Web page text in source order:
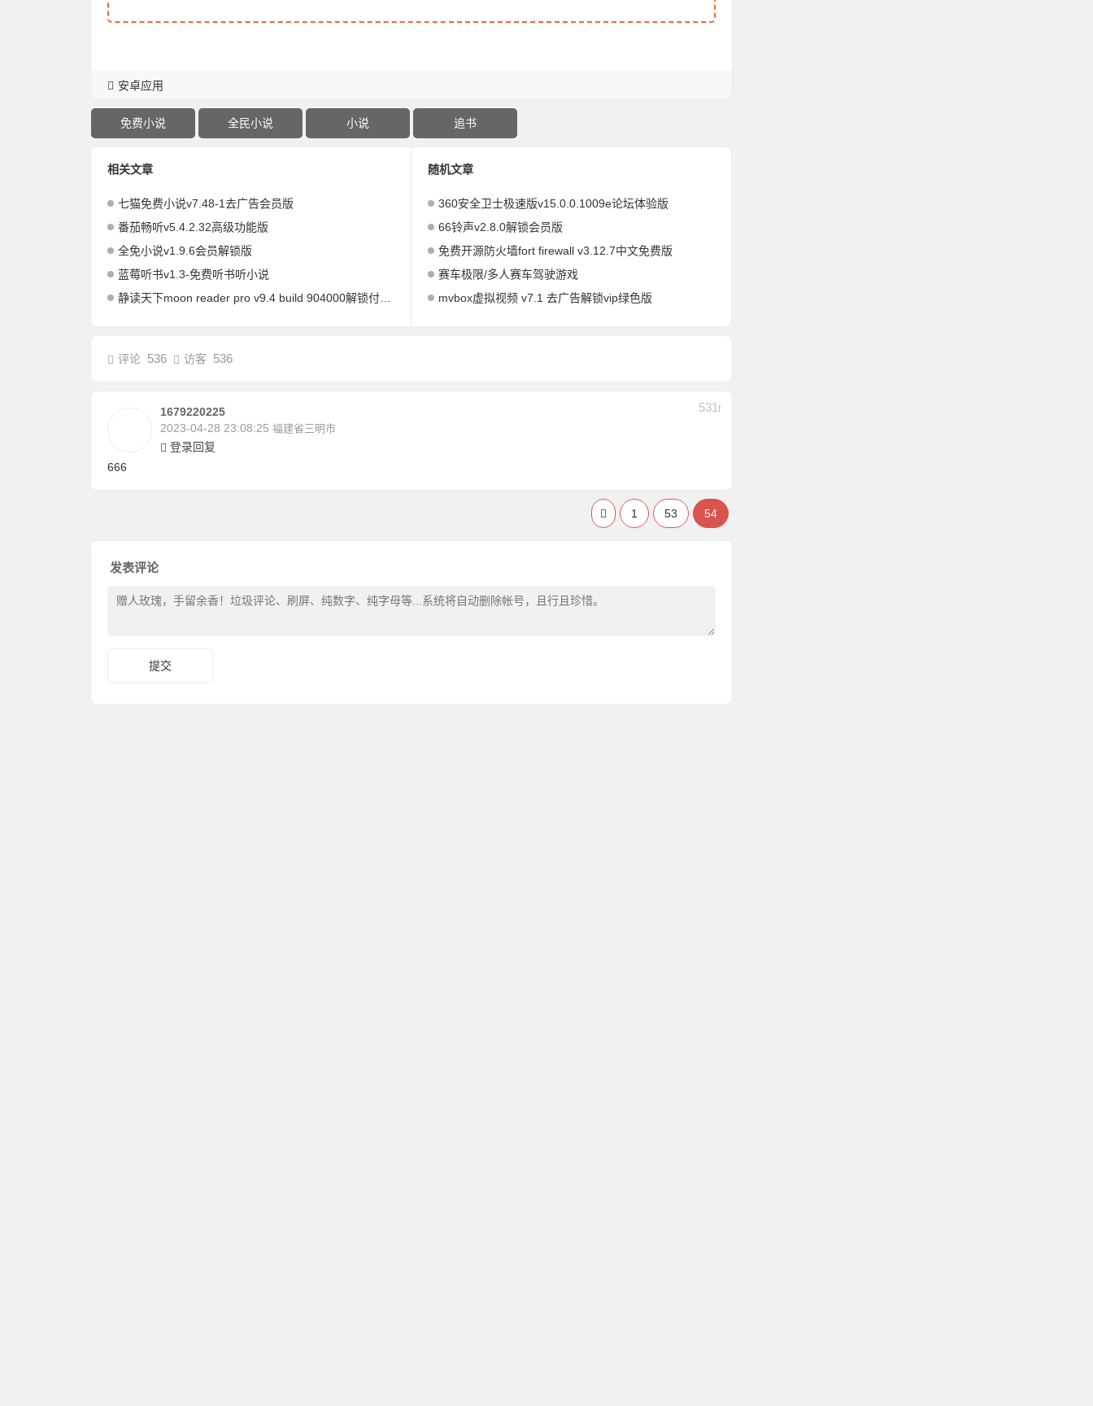
安卓应用
免费小说 全民小说 小说 追书
相关文章
七猫免费小说v7.48-1去广告会员版
番茄畅听v5.4.2.32高级功能版
全免小说v1.9.6会员解锁版
蓝莓听书v1.3-免费听书听小说
静读天下moon reader pro v9.4 build 904000解锁付费专业版
随机文章
360安全卫士极速版v15.0.0.1009e论坛体验版
66铃声v2.8.0解锁会员版
免费开源防火墙fort firewall v3.12.7中文免费版
赛车极限/多人赛车驾驶游戏
mvbox虚拟视频 v7.1 去广告解锁vip绿色版
评论 536 访客 536
1679220225
2023-04-28 23:08:25 福建省三明市
531 F
登录回复
666
1 53 54
发表评论